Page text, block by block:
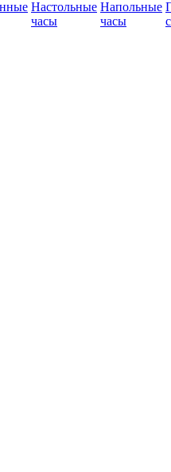
Настольные
часы
Напольные
часы